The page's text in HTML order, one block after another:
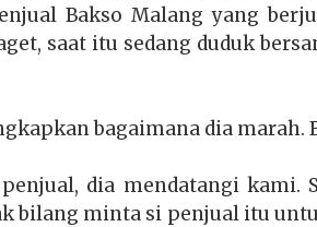
Bakso Malang yang
saat itu sedang duduk
bagaimana dia marah.
dia mendatangi kami.
bilang minta si penjual itu